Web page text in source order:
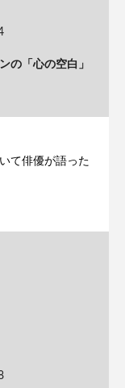
の「心の空白」
て俳優が語った